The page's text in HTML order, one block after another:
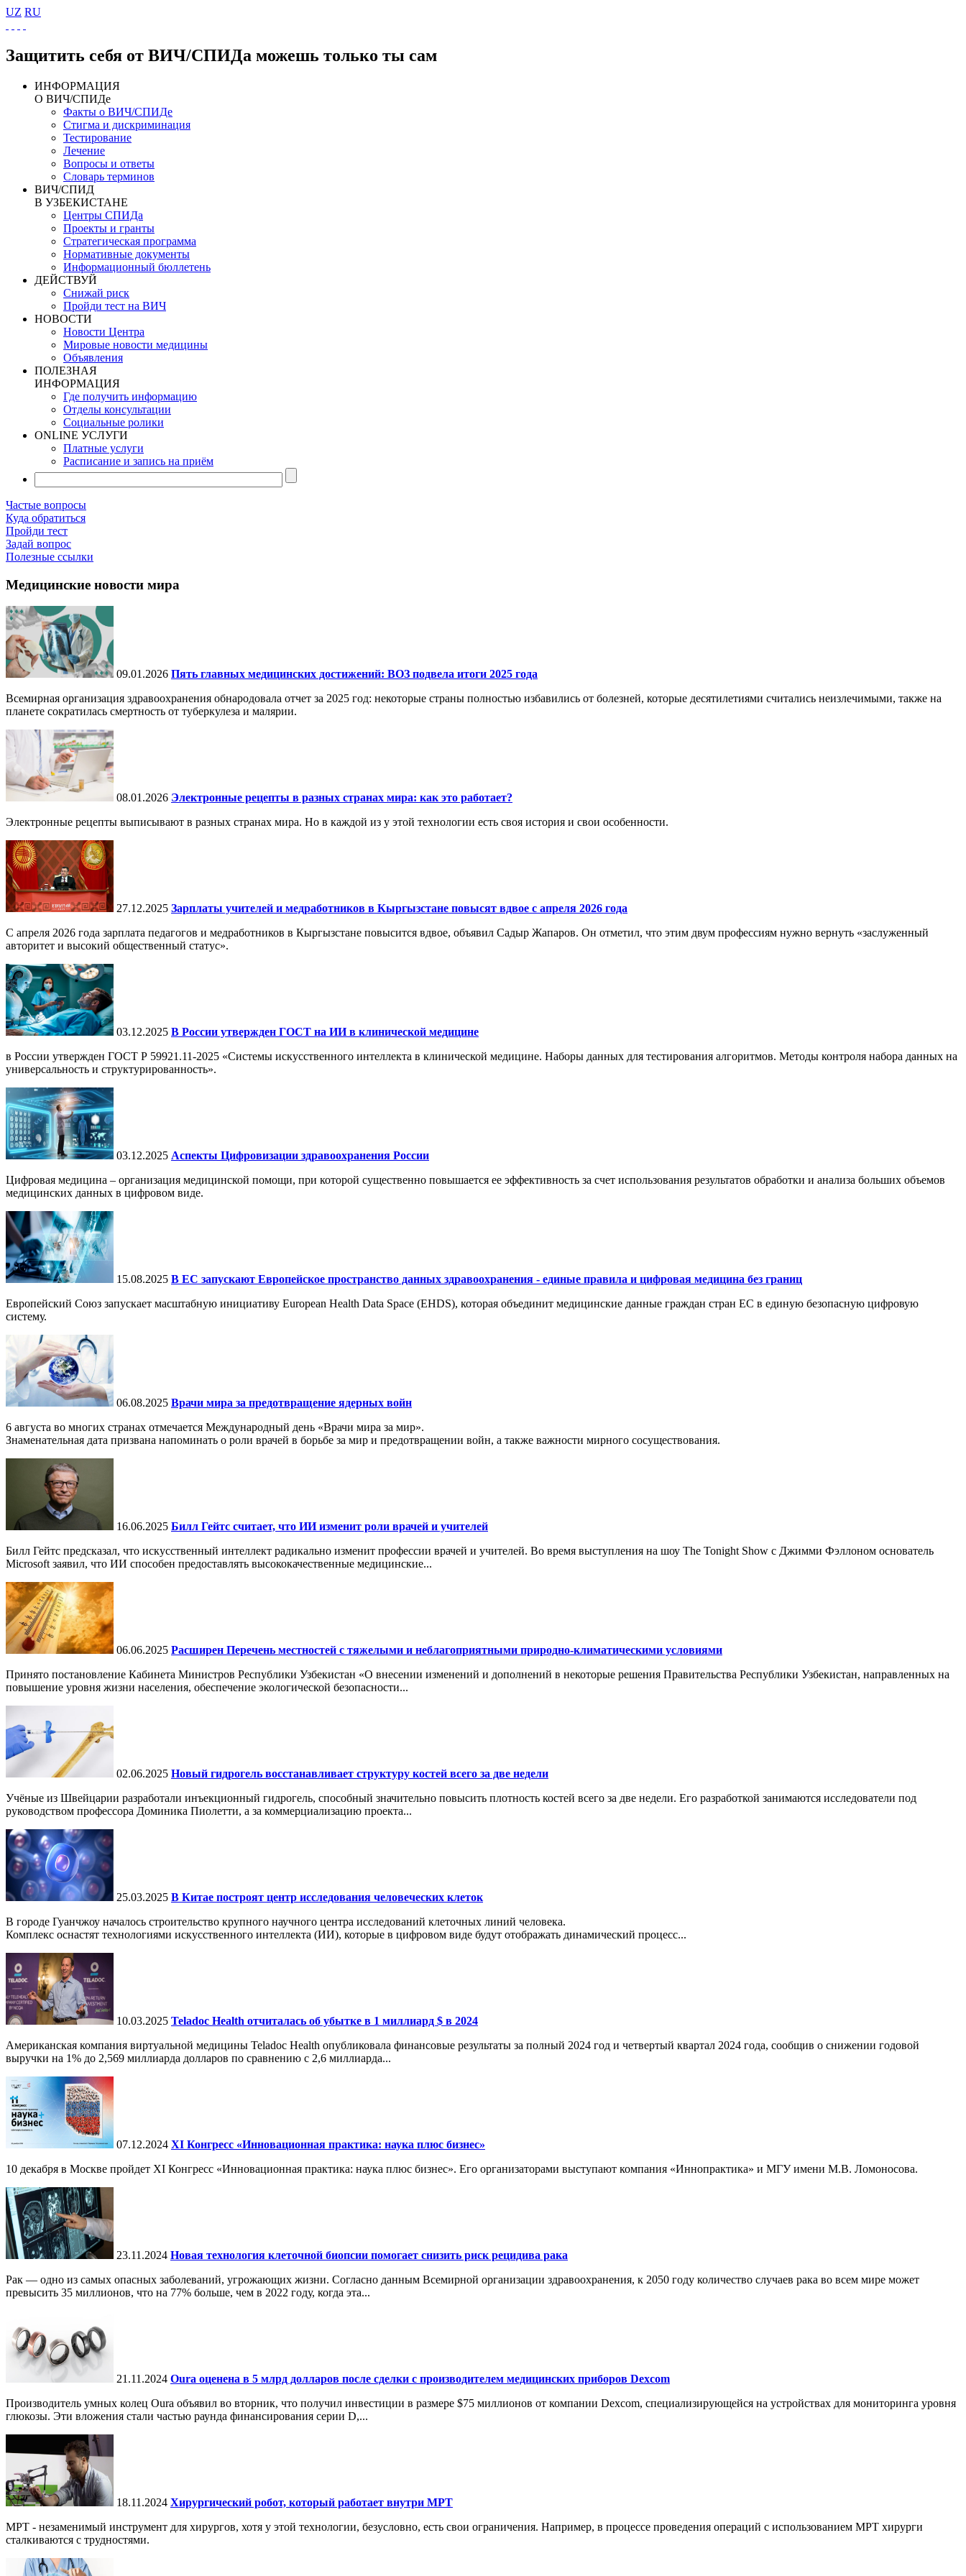
UZ RU
Защитить себя от ВИЧ/СПИДа можешь только ты сам
ИНФОРМАЦИЯ
О ВИЧ/СПИДе
Факты о ВИЧ/СПИДе
Стигма и дискриминация
Тестирование
Лечение
Вопросы и ответы
Словарь терминов
ВИЧ/СПИД
В УЗБЕКИСТАНЕ
Центры СПИДа
Проекты и гранты
Стратегическая программа
Нормативные документы
Информационный бюллетень
ДЕЙСТВУЙ
Снижай риск
Пройди тест на ВИЧ
НОВОСТИ
Новости Центра
Мировые новости медицины
Объявления
ПОЛЕЗНАЯ
ИНФОРМАЦИЯ
Где получить информацию
Отделы консультации
Социальные ролики
ONLINE УСЛУГИ
Платные услуги
Расписание и запись на приём
Частые вопросы
Куда обратиться
Пройди тест
Задай вопрос
Полезные ссылки
Медицинские новости мира
09.01.2026 Пять главных медицинских достижений: ВОЗ подвела итоги 2025 года
Всемирная организация здравоохранения обнародовала отчет за 2025 год: некоторые страны полностью избавились от болезней, которые десятилетиями считались неизлечимыми, также на
планете сократилась смертность от туберкулеза и малярии.
08.01.2026 Электронные рецепты в разных странах мира: как это работает?
Электронные рецепты выписывают в разных странах мира. Но в каждой из у этой технологии есть своя история и свои особенности.
27.12.2025 Зарплаты учителей и медработников в Кыргызстане повысят вдвое с апреля 2026 года
С апреля 2026 года зарплата педагогов и медработников в Кыргызстане повысится вдвое, объявил Садыр Жапаров. Он отметил, что этим двум профессиям нужно вернуть «заслуженный
авторитет и высокий общественный статус».
03.12.2025 В России утвержден ГОСТ на ИИ в клинической медицине
в России утвержден ГОСТ Р 59921.11-2025 «Системы искусственного интеллекта в клинической медицине. Наборы данных для тестирования алгоритмов. Методы контроля набора данных на
универсальность и структурированность».
03.12.2025 Аспекты Цифровизации здравоохранения России
Цифровая медицина – организация медицинской помощи, при которой существенно повышается ее эффективность за счет использования результатов обработки и анализа больших объемов
медицинских данных в цифровом виде.
15.08.2025 В ЕС запускают Европейское пространство данных здравоохранения - единые правила и цифровая медицина без границ
Европейский Союз запускает масштабную инициативу European Health Data Space (EHDS), которая объединит медицинские данные граждан стран ЕС в единую безопасную цифровую
систему.
06.08.2025 Врачи мира за предотвращение ядерных войн
6 августа во многих странах отмечается Международный день «Врачи мира за мир».
Знаменательная дата призвана напоминать о роли врачей в борьбе за мир и предотвращении войн, а также важности мирного сосуществования.
16.06.2025 Билл Гейтс считает, что ИИ изменит роли врачей и учителей
Билл Гейтс предсказал, что искусственный интеллект радикально изменит профессии врачей и учителей. Во время выступления на шоу The Tonight Show с Джимми Фэллоном основатель
Microsoft заявил, что ИИ способен предоставлять высококачественные медицинские...
06.06.2025 Расширен Перечень местностей с тяжелыми и неблагоприятными природно-климатическими условиями
Принято постановление Кабинета Министров Республики Узбекистан «О внесении изменений и дополнений в некоторые решения Правительства Республики Узбекистан, направленных на
повышение уровня жизни населения, обеспечение экологической безопасности...
02.06.2025 Новый гидрогель восстанавливает структуру костей всего за две недели
Учёные из Швейцарии разработали инъекционный гидрогель, способный значительно повысить плотность костей всего за две недели. Его разработкой занимаются исследователи под
руководством профессора Доминика Пиолетти, а за коммерциализацию проекта...
25.03.2025 В Китае построят центр исследования человеческих клеток
В городе Гуанчжоу началось строительство крупного научного центра исследований клеточных линий человека.
Комплекс оснастят технологиями искусственного интеллекта (ИИ), которые в цифровом виде будут отображать динамический процесс...
10.03.2025 Teladoc Health отчиталась об убытке в 1 миллиард $ в 2024
Американская компания виртуальной медицины Teladoc Health опубликовала финансовые результаты за полный 2024 год и четвертый квартал 2024 года, сообщив о снижении годовой
выручки на 1% до 2,569 миллиарда долларов по сравнению с 2,6 миллиарда...
07.12.2024 ХI Конгресс «Инновационная практика: наука плюс бизнес»
10 декабря в Москве пройдет XI Конгресс «Инновационная практика: наука плюс бизнес». Его организаторами выступают компания «Иннопрактика» и МГУ имени М.В. Ломоносова.
23.11.2024 Новая технология клеточной биопсии помогает снизить риск рецидива рака
Рак — одно из самых опасных заболеваний, угрожающих жизни. Согласно данным Всемирной организации здравоохранения, к 2050 году количество случаев рака во всем мире может
превысить 35 миллионов, что на 77% больше, чем в 2022 году, когда эта...
21.11.2024 Oura оценена в 5 млрд долларов после сделки с производителем медицинских приборов Dexcom
Производитель умных колец Oura объявил во вторник, что получил инвестиции в размере $75 миллионов от компании Dexcom, специализирующейся на устройствах для мониторинга уровня
глюкозы. Эти вложения стали частью раунда финансирования серии D,...
18.11.2024 Хирургический робот, который работает внутри МРТ
МРТ - незаменимый инструмент для хирургов, хотя у этой технологии, безусловно, есть свои ограничения. Например, в процессе проведения операций с использованием МРТ хирурги
сталкиваются с трудностями.